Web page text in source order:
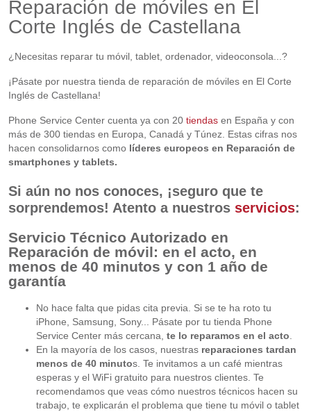
Reparación de móviles en El
Corte Inglés de Castellana
¿Necesitas reparar tu móvil, tablet, ordenador, videoconsola...?
¡Pásate por nuestra tienda de reparación de móviles en El Corte
Inglés de Castellana!
Phone Service Center cuenta ya con 20 tiendasen España y con
más de 300 tiendas en Europa, Canadá y Túnez. Estas cifras nos
hacen consolidarnos como líderes europeos en Reparación de
smartphones y tablets.
Si aún no nos conoces, ¡seguro que te
sorprendemos! Atento a nuestros servicios:
Servicio Técnico Autorizado en
Reparación de móvil: en el acto, en
menos de 40 minutos y con 1 año de
garantía
No hace falta que pidas cita previa. Si se te ha roto tu
iPhone, Samsung, Sony... Pásate por tu tienda Phone
Service Center más cercana, te lo reparamos en el acto
En la mayoría de los casos, nuestras reparaciones tardan
menos de 40 minutos. Te invitamos a un café mientras
esperas y el WiFi gratuito para nuestros clientes. Te
recomendamos que veas cómo nuestros técnicos hacen su
trabajo, te explicarán el problema que tiene tu móvil o tablet